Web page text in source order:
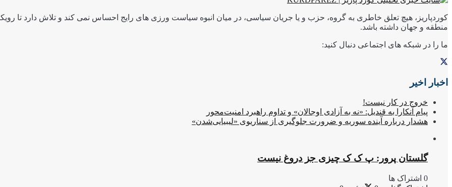
کوردپاریز، هیچ تعلق خاطری به گروه، حزب و یا جریان سیاسی، در میان انبوه سیاست ورزی های رایج احساس نمی کند و تلاش دارد تا
منطقه و جهان داشته باشد.
ما را در شبکه های اجتماعی دنبال کنید:
اخبار اخیر
خروج در کار نیست!
پیام آنکارا به قندیل: «نه به آزادی اوجالان» و تداوم راهبرد امنیت‌محور
هشدار درباره آینده سوریه و ضرورت جلوگیری از سناریوی «لیبیایی‌شدن»
گلستان پرور: پ ک ک چیزی جز دروغ نیست
0 اشتراک ها